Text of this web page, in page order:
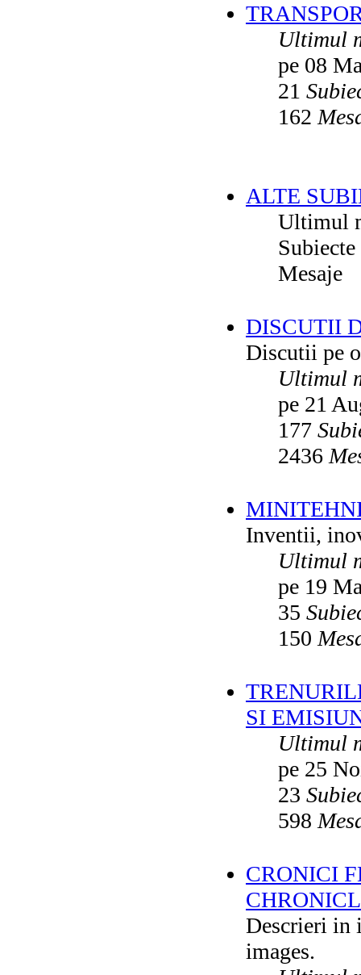
Ultimul
pe 08
21
162
ALTE
Ultimul
Subiecte
Mesaje
DISCUTII
Discutii pe
Ultimul
pe 21
177
2436
Inventii,
Ultimul
pe 19
35
150
SI
Ultimul
pe 25
23
598
CRONICI
Descrieri in
images.